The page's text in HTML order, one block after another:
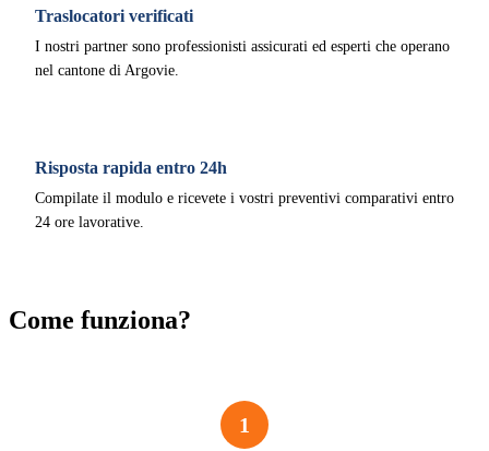
Traslocatori verificati
I nostri partner sono professionisti assicurati ed esperti che operano
nel cantone di Argovie.
Risposta rapida entro 24h
Compilate il modulo e ricevete i vostri preventivi comparativi entro
24 ore lavorative.
Come funziona?
1